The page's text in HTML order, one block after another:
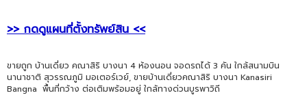
>> กดดูแผนที่ตั้งทรัพย์สิน <<
ขายถูก บ้านเดี่ยว คณาสิริ บางนา 4 ห้องนอน จอดรถได้ 3 คัน ใกล้สนามบิน
นานาชาติ สุวรรณภูมิ มอเตอร์เวย์, ขายบ้านเดี่ยวคณาสิริ บางนา Kanasiri
Bangna พื้นที่กว้าง ต่อเติมพร้อมอยู่ ใกล้ทางด่วนบูรพาวิถี